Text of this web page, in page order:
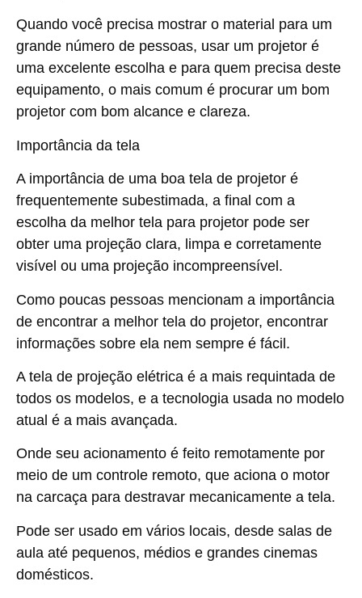
Quando você precisa mostrar o material para um
grande número de pessoas, usar um projetor é
uma excelente escolha e para quem precisa deste
equipamento, o mais comum é procurar um bom
projetor com bom alcance e clareza.
Importância da tela
A importância de uma boa tela de projetor é
frequentemente subestimada, a final com a
escolha da melhor tela para projetor pode ser
obter uma projeção clara, limpa e corretamente
visível ou uma projeção incompreensível.
Como poucas pessoas mencionam a importância
de encontrar a melhor tela do projetor, encontrar
informações sobre ela nem sempre é fácil.
A tela de projeção elétrica é a mais requintada de
todos os modelos, e a tecnologia usada no modelo
atual é a mais avançada.
Onde seu acionamento é feito remotamente por
meio de um controle remoto, que aciona o motor
na carcaça para destravar mecanicamente a tela.
Pode ser usado em vários locais, desde salas de
aula até pequenos, médios e grandes cinemas
domésticos.